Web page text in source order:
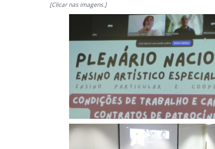
[Clicar nas imagens.]